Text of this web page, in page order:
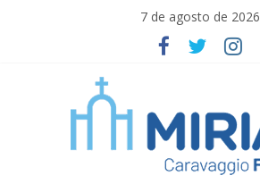
7 de agosto de 2026